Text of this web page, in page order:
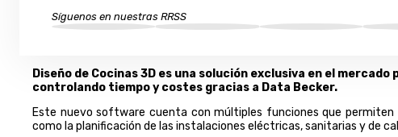
Síguenos en nuestras RRSS
Diseño de Cocinas 3D es una solución exclusiva en el
controlando tiempo y costes gracias a Data Becker.
Este nuevo software cuenta con múltiples funciones que
como la planificación de las instalaciones eléctricas, sanitarias y de